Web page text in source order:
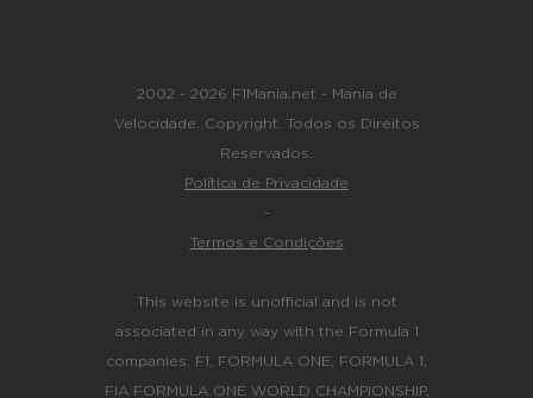
2002 - 2026 F1Mania.net - Mania de
Velocidade. Copyright. Todos os Direitos
Reservados.
Política de Privacidade
-
Termos e Condições
This website is unofficial and is not
associated in any way with the Formula 1
companies. F1, FORMULA ONE, FORMULA 1,
FIA FORMULA ONE WORLD CHAMPIONSHIP,